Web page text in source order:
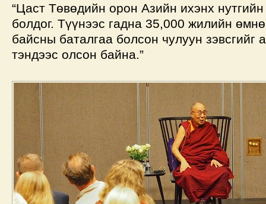
“Цаст Төвөдийн орон Азийн ихэнх
болдог. Түүнээс гадна 35,000 жилийн
байсны баталгаа болсон чулуун зэвсгийг
тэндээс олсон байна.”